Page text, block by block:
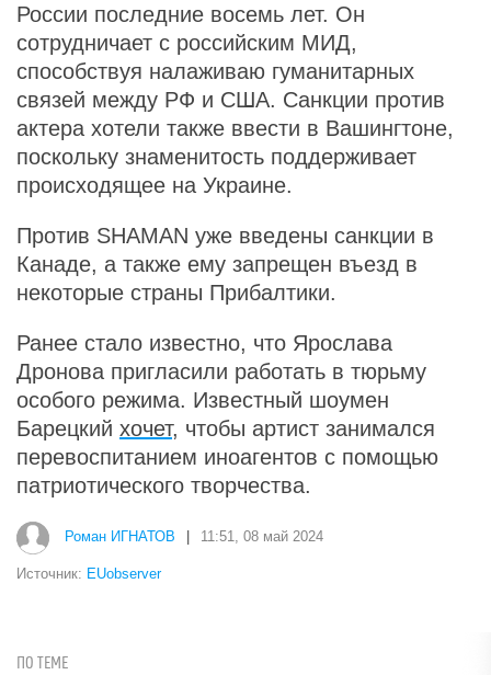
России последние восемь лет. Он
сотрудничает с российским МИД,
способствуя налаживаю гуманитарных
связей между РФ и США. Санкции против
актера хотели также ввести в Вашингтоне,
поскольку знаменитость поддерживает
происходящее на Украине.
Против SHAMAN уже введены санкции в
Канаде, а также ему запрещен въезд в
некоторые страны Прибалтики.
Ранее стало известно, что Ярослава
Дронова пригласили работать в тюрьму
особого режима. Известный шоумен
Барецкий хочет, чтобы артист занимался
перевоспитанием иноагентов с помощью
патриотического творчества.
Роман ИГНАТОВ 11:51, 08 май 2024
Источник: EUobserver
ПО ТЕМЕ